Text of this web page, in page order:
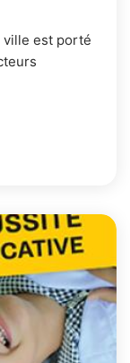
ville est porté